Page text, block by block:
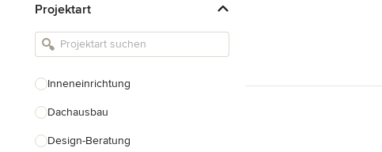
Landschaftsarchitekten
Armaturen & Sanitärbedarf
Einbauschränke
Projektart
Inneneinrichtung
Dachausbau
Design-Beratung